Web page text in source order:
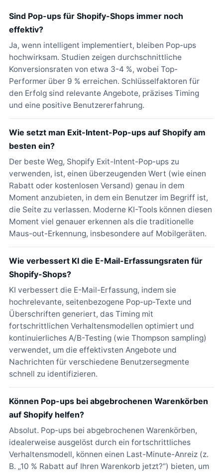
Sind Pop-ups für Shopify-Shops immer noch
effektiv?
Ja, wenn intelligent implementiert, bleiben Pop-ups
hochwirksam. Studien zeigen durchschnittliche
Konversionsraten von etwa 3-4 %, wobei Top-
Performer über 9 % erreichen. Schlüsselfaktoren für
den Erfolg sind relevante Angebote, präzises Timing
und eine positive Benutzererfahrung.
Wie setzt man Exit-Intent-Pop-ups auf Shopify am
besten ein?
Der beste Weg, Shopify Exit-Intent-Pop-ups zu
verwenden, ist, einen überzeugenden Wert (wie einen
Rabatt oder kostenlosen Versand) genau in dem
Moment anzubieten, in dem ein Benutzer im Begriff ist,
die Seite zu verlassen. Moderne KI-Tools können diesen
Moment viel genauer erkennen als die traditionelle
Maus-out-Erkennung, insbesondere auf Mobilgeräten.
Wie verbessert KI die E-Mail-Erfassungsraten für
Shopify-Shops?
KI verbessert die E-Mail-Erfassung, indem sie
hochrelevante, seitenbezogene Pop-up-Texte und
Überschriften generiert, das Timing mit
fortschrittlichen Verhaltensmodellen optimiert und
kontinuierliches A/B-Testing (wie Thompson sampling)
verwendet, um die effektivsten Angebote und
Nachrichten für verschiedene Benutzersegmente
schnell zu identifizieren.
Können Pop-ups bei abgebrochenen Warenkörben
auf Shopify helfen?
Absolut. Pop-ups bei abgebrochenen Warenkörben,
idealerweise ausgelöst durch ein fortschrittliches
Verhaltensmodell, können einen Last-Minute-Anreiz (z.
B. „10 % Rabatt auf Ihren Warenkorb jetzt?“) bieten, um